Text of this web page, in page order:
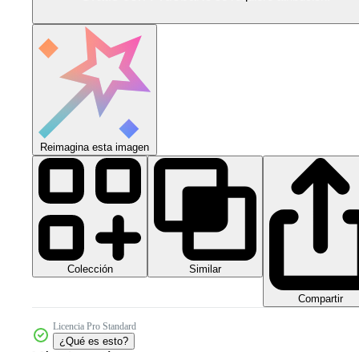
Reimagina esta imagen
Colección Similar
Compartir
Licencia Pro Standard
¿Qué es esto?